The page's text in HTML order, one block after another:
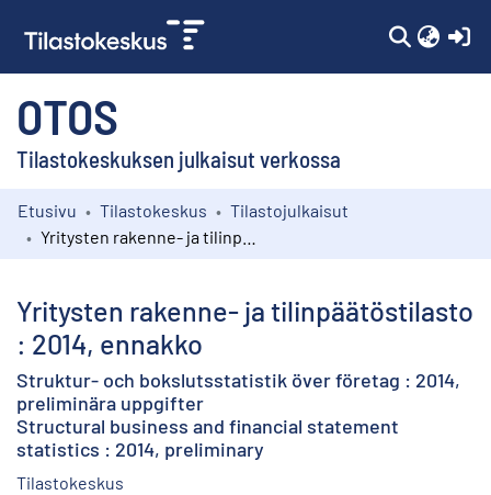
OTOS
Tilastokeskuksen julkaisut verkossa
Kokoelmat
Etusivu Tilastokeskus
Tilastojulkaisut
Yritysten rakenne- ja tilinpäätöstilasto
: 2014, ennakko
Struktur- och bokslutsstatistik över företag : 2014,
preliminära uppgifter
Structural business and financial statement
statistics : 2014, preliminary
Tilastokeskus